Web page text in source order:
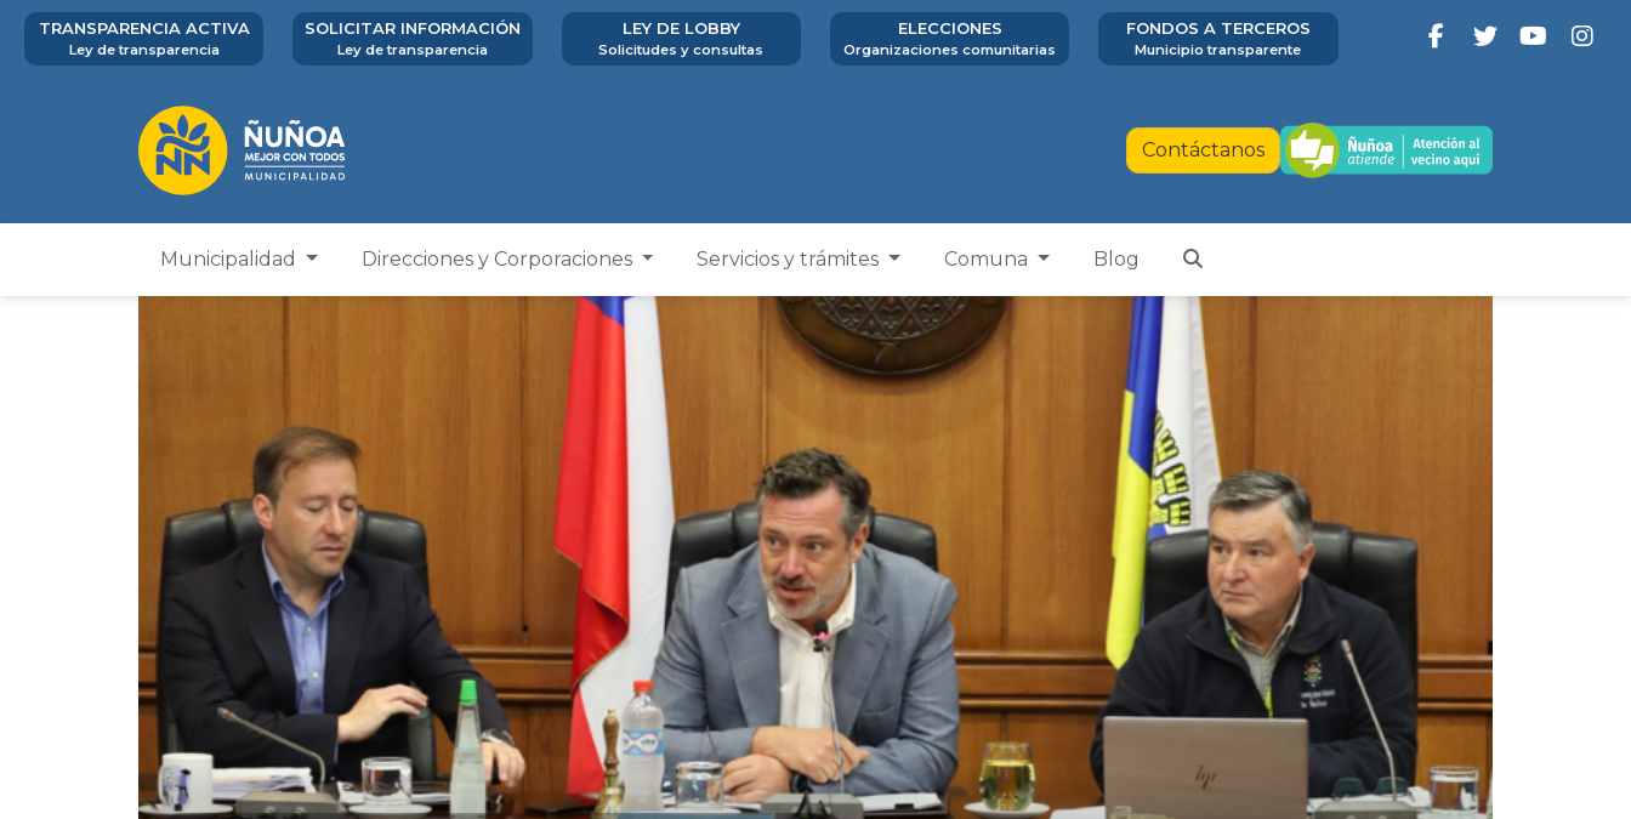
TRANSPARENCIA ACTIVA
Ley de transparencia
SOLICITAR INFORMACIÓN
Ley de transparencia
LEY DE LOBBY
Solicitudes y consultas
ELECCIONES
Organizaciones comunitarias
FONDOS A TERCEROS
Municipio transparente
Contáctanos
Municipalidad Direcciones y Corporaciones Servicios y trámites Comuna Blog